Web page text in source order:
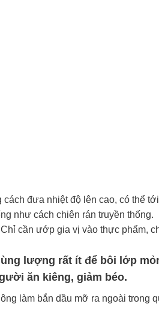
đưa nhiệt độ lên cao, có thể
như cách chiên rán truyền thống.
cần ướp gia vị vào thực phẩm,
lượng rất ít để bôi lớp
ăn kiêng, giảm béo.
làm bắn dầu mỡ ra ngoài trong